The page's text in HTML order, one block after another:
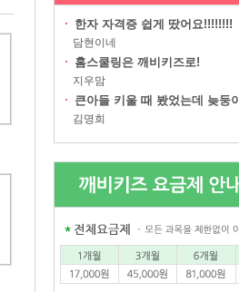
· 한자 자격증 쉽게 땄어요!!!!!!!!
담현이네
· 홈스쿨링은 깨비키즈로!
지우맘
· 큰아들 키울 때 봤었는데 늦둥
김명희